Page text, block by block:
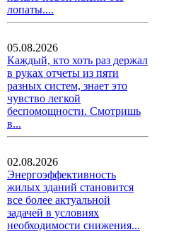
лопаты....
05.08.2026
Каждый, кто хоть раз держал
в руках отчеты из пяти
разных систем, знает это
чувство легкой
беспомощности. Смотришь
в...
02.08.2026
Энергоэффективность
жилых зданий становится
все более актуальной
задачей в условиях
необходимости снижения...